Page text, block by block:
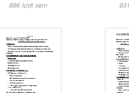
896 lượt xem